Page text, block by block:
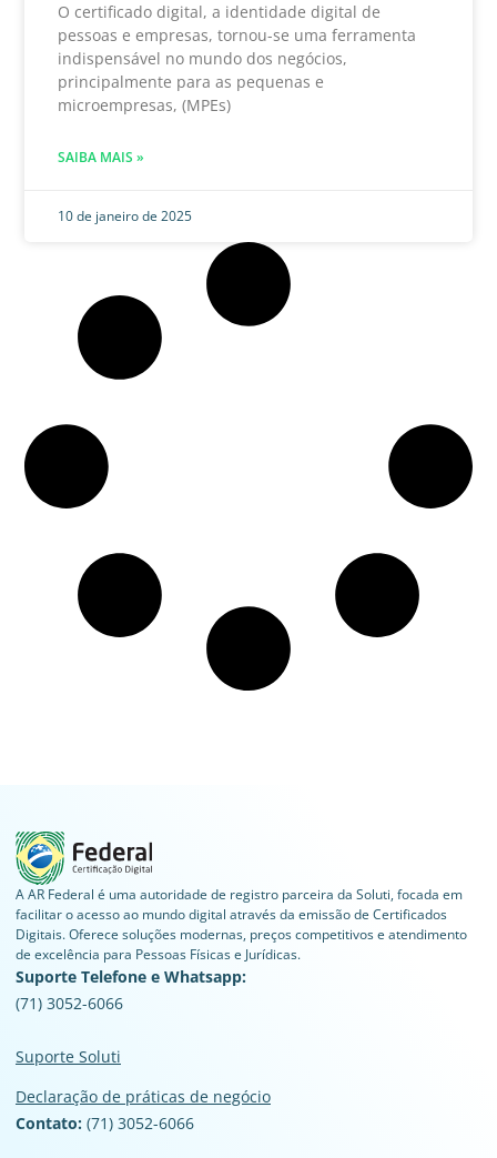
O certificado digital, a identidade digital de
pessoas e empresas, tornou-se uma ferramenta
indispensável no mundo dos negócios,
principalmente para as pequenas e
microempresas, (MPEs)
SAIBA MAIS »
10 de janeiro de 2025
A AR Federal é uma autoridade de registro parceira da Soluti, focada em
facilitar o acesso ao mundo digital através da emissão de Certificados
Digitais. Oferece soluções modernas, preços competitivos e atendimento
de excelência para Pessoas Físicas e Jurídicas.
Suporte Telefone e Whatsapp:
(71) 3052-6066
Suporte Soluti
Declaração de práticas de negócio
Contato: (71) 3052-6066